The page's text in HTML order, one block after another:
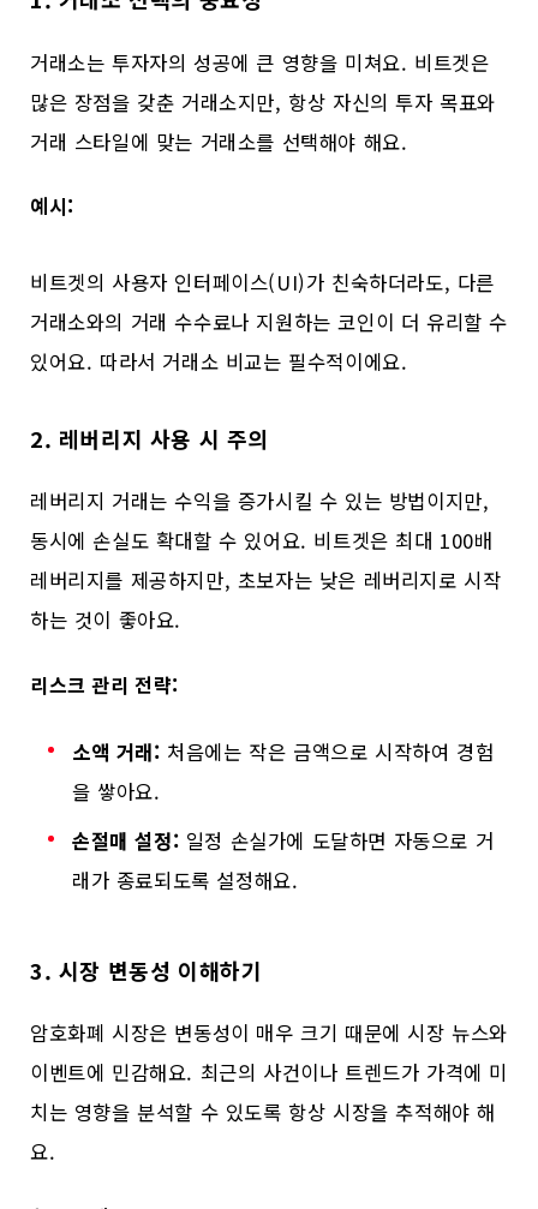
거래소는 투자자의 성공에 큰 영향을 미쳐요. 비트겟은
많은 장점을 갖춘 거래소지만, 항상 자신의 투자 목표와
거래 스타일에 맞는 거래소를 선택해야 해요.
예시:
비트겟의 사용자 인터페이스(UI)가 친숙하더라도, 다른
거래소와의 거래 수수료나 지원하는 코인이 더 유리할 수
있어요. 따라서 거래소 비교는 필수적이에요.
2. 레버리지 사용 시 주의
레버리지 거래는 수익을 증가시킬 수 있는 방법이지만,
동시에 손실도 확대할 수 있어요. 비트겟은 최대 100배
레버리지를 제공하지만, 초보자는 낮은 레버리지로 시작
하는 것이 좋아요.
리스크 관리 전략:
소액 거래: 처음에는 작은 금액으로 시작하여 경험
을 쌓아요.
손절매 설정: 일정 손실가에 도달하면 자동으로 거
래가 종료되도록 설정해요.
3. 시장 변동성 이해하기
암호화폐 시장은 변동성이 매우 크기 때문에 시장 뉴스와
이벤트에 민감해요. 최근의 사건이나 트렌드가 가격에 미
치는 영향을 분석할 수 있도록 항상 시장을 추적해야 해
요.